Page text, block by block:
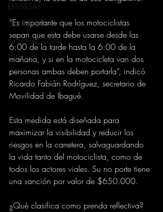
EMPRESAS
TECNOLOGIA
INTERNACIONAL
TURISMO
“Es importante que los motociclistas
sepan que esta debe usarse desde las
6:00 de la tarde hasta la 6:00 de la
mañana, y si en la motocicleta van dos
personas ambas deben portarla”, indicó
Ricardo Fabián Rodríguez, secretario de
Movilidad de Ibagué.
Esta medida está diseñada para
maximizar la visibilidad y reducir los
riesgos en la carretera, salvaguardando
la vida tanto del motociclista, como de
todos los actores viales. Su no porte tiene
una sanción por valor de $650.000.
¿Qué clasifica como prenda reflectiva?